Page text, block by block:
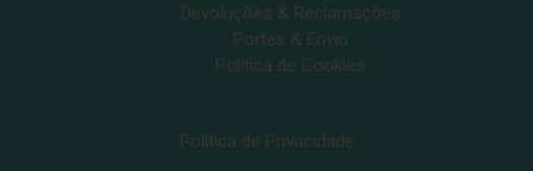
Devoluções & Reclamações
Portes & Envio
Política de Cookies
Política de Privacidade